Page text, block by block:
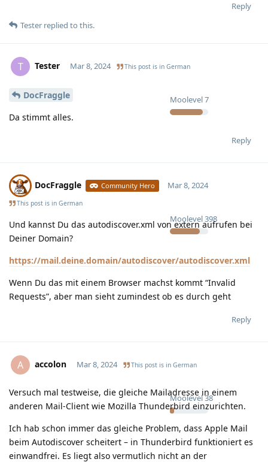
Reply
Tester replied to this.
T Tester
Moolevel7
Mar 8, 2024 This post is in German
DocFraggle
Da stimmt alles.
Reply
DocFraggle Community Hero
Moolevel398
Mar 8, 2024
This post is in German
Und kannst Du das autodiscover.xml von extern aufrufen bei
Deiner Domain?
https://mail.deine.domain/autodiscover/autodiscover.xml
Wenn Du das mit einem Browser machst kommt “Invalid
Requests”, aber man sieht zumindest ob es durch geht
Reply
A accolon
Moolevel38
Mar 8, 2024 This post is in German
Versuch mal testweise, die gleiche Mailadresse in einem
anderen Mail-Client wie Mozilla Thunderbird einzurichten.
Ich hab schon immer das gleiche Problem, dass Apple Mail
beim Autodiscover scheitert – in Thunderbird funktioniert es
einwandfrei. Es liegt also vermutlich nicht an der